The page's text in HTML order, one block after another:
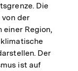
Die
von der
Region,
Der
ist auf